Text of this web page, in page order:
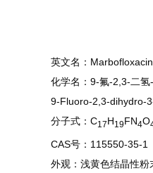
英文名：Marbofloxacin
化学名：9-氟-2,3-二
9-Fluoro-2,3-dihydro-
分子式：C17H19FN4O
CAS号：115550-35-1
外观：浅黄色结晶性粉